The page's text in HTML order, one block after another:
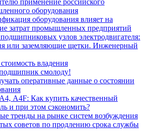
применение российского
оборудования
оборудования влияет на
затрат промышленных предприятий
узлов электродвигателя:
или заземляющие щетки. Инженерный
владения
смолоду!
оперативные данные о состоянии
А4F: Как купить качественный
и при этом сэкономить?
тренды на рынке систем возбуждения
советов по продлению срока службы